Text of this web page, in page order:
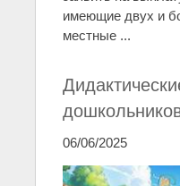
имеющие двух и
местные ...
06/06/2025